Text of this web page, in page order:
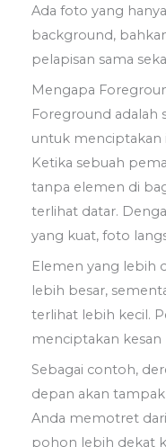
Ada foto yang
background,
pelapisan sama
Mengapa
Foreground adalah
untuk menciptakan
Ketika sebuah
tanpa elemen di
terlihat datar.
yang kuat, foto
Elemen yang lebih
lebih besar,
terlihat lebih kecil.
menciptakan kesan
Sebagai contoh,
depan akan tampak
Anda memotret
pohon lebih dekat